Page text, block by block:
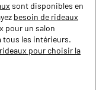
sont disponibles en
besoin de rideaux
pour un salon
tous les intérieurs.
pour choisir la